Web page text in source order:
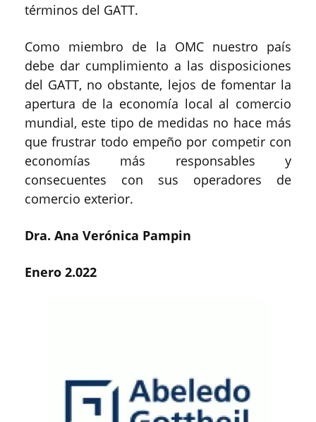
términos del GATT.
Como miembro de la OMC nuestro país
debe dar cumplimiento a las disposiciones
del GATT, no obstante, lejos de fomentar la
apertura de la economía local al comercio
mundial, este tipo de medidas no hace más
que frustrar todo empeño por competir con
economías más responsables y
consecuentes con sus operadores de
comercio exterior.
Dra. Ana Verónica Pampin
Enero 2.022